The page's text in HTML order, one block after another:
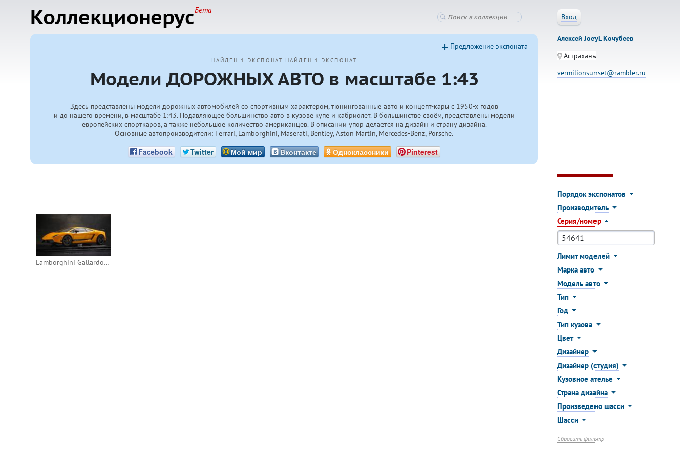
КоллекционерусБета
Вход
НАЙДЕН 1 ЭКСПОНАТ НАЙДЕН 1 ЭКСПОНАТ
Модели ДОРОЖНЫХ АВТО в масштабе 1:43
Здесь представлены модели дорожных автомобилей со спортивным характером, тюнингованные авто и концепт-кары с 1950-хгодов
и до нашего времени, в масштабе 1:43. Подавляющее большинство авто в кузове купе и кабриолет. В большинстве своём, представлены модели
европейских спорткаров, а также небольшое количество американцев. В описании упор делается на дизайн и страну дизайна.
Основные автопроизводители: Ferrari, Lamborghini, Maserati, Bentley, Aston Martin, Mercedes-Benz, Porsche.
Facebook Twitter Мой мир Вконтакте Одноклассники Pinterest
Предложение экспоната
Алексей JoeyL Кочубеев
Астрахань
vermilionsunset@rambler.ru
Lamborghini Gallardo LP570-4 Superleggera 2010 (AutoArt)
Порядок экспонатов
Производитель
Серия/номер
Лимит моделей
Марка авто
Модель авто
Тип
Год
Тип кузова
Цвет
Дизайнер
Дизайнер (студия)
Кузовное ателье
Страна дизайна
Произведено шасси
Шасси
Сбросить фильтр